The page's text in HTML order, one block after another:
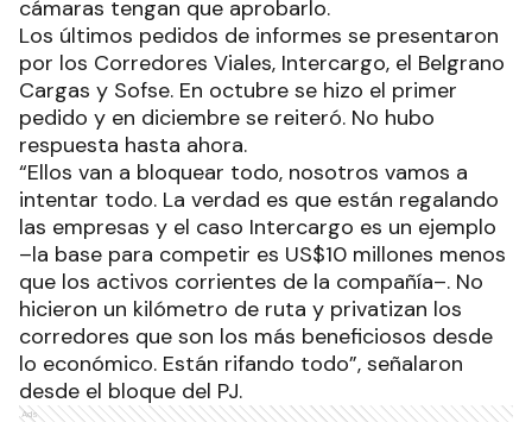
cámaras tengan que aprobarlo.
Los últimos pedidos de informes se presentaron
por los Corredores Viales, Intercargo, el Belgrano
Cargas y Sofse. En octubre se hizo el primer
pedido y en diciembre se reiteró. No hubo
respuesta hasta ahora.
“Ellos van a bloquear todo, nosotros vamos a
intentar todo. La verdad es que están regalando
las empresas y el caso Intercargo es un ejemplo
–la base para competir es US$10 millones menos
que los activos corrientes de la compañía–. No
hicieron un kilómetro de ruta y privatizan los
corredores que son los más beneficiosos desde
lo económico. Están rifando todo”, señalaron
desde el bloque del PJ.
Ads